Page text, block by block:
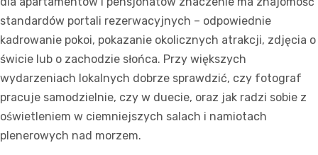
standardów portali rezerwacyjnych – odpowiednie
kadrowanie pokoi, pokazanie okolicznych atrakcji, zdjęcia o
świcie lub o zachodzie słońca. Przy większych
wydarzeniach lokalnych dobrze sprawdzić, czy fotograf
pracuje samodzielnie, czy w duecie, oraz jak radzi sobie z
oświetleniem w ciemniejszych salach i namiotach
plenerowych nad morzem.